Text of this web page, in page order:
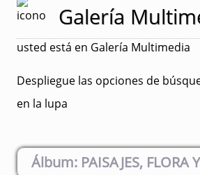
Galería
usted está en Galería Multimedia
Despliegue las opciones de
en la lupa
PAISAJES, FLORA